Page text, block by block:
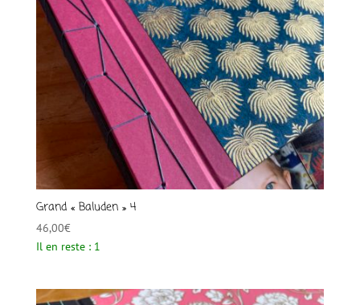
Grand « Baluden » 4
46,00€
Il en reste : 1